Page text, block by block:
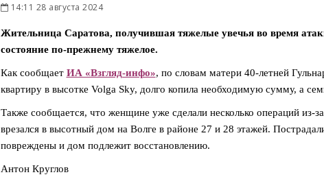
14:11 28 августа 2024
Жительница Саратова, получившая тяжелые увечья во время
состояние по-прежнему тяжелое.
Как сообщает ИА «Взгляд-инфо», по словам матери 40-летней
квартиру в высотке Volga Sky, долго копила необходимую сумму, а
Также сообщается, что женщине уже сделали несколько операций из-
врезался в высотный дом на Волге в районе 27 и 28 этажей.
повреждены и дом подлежит восстановлению.
Антон Круглов